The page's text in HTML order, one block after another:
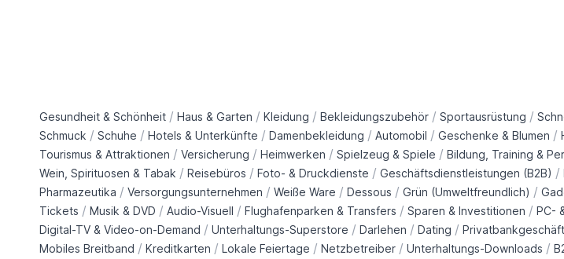
Gesundheit & Schönheit / Haus & Garten / Kleidung / Bekleidungszubehör / Sportausrüstung /
Schmuck / Schuhe / Hotels & Unterkünfte / Damenbekleidung / Automobil / Geschenke & Blumen /
Tourismus & Attraktionen / Versicherung / Heimwerken / Spielzeug & Spiele / Bildung, Training &
Wein, Spirituosen & Tabak / Reisebüros / Foto- & Druckdienste / Geschäftsdienstleistungen (B2B) /
Pharmazeutika / Versorgungsunternehmen / Weiße Ware / Dessous / Grün (Umweltfreundlich) /
Tickets / Musik & DVD / Audio-Visuell / Flughafenparken & Transfers / Sparen & Investitionen / PC-
Digital-TV & Video-on-Demand / Unterhaltungs-Superstore / Darlehen / Dating / Privatbankgeschäft
Mobiles Breitband / Kreditkarten / Lokale Feiertage / Netzbetreiber / Unterhaltungs-Downloads /